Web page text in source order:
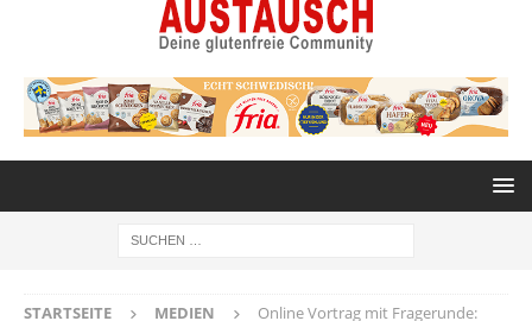
STARTSEITE MEDIEN
Online Vortrag mit Fragerunde: